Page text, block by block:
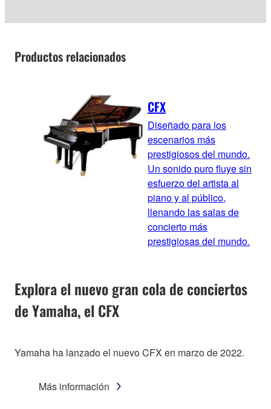
Productos relacionados
CFX
Diseñado para los
escenarios más
prestigiosos del mundo.
Un sonido puro fluye sin
esfuerzo del artista al
piano y al público,
llenando las salas de
concierto más
prestigiosas del mundo.
Explora el nuevo gran cola de conciertos
de Yamaha, el CFX
Yamaha ha lanzado el nuevo CFX en marzo de 2022.
Más información